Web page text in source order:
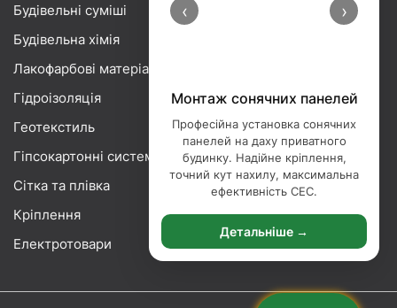
‹ ›
Монтаж сонячних панелей
Професійна установка сонячних
панелей на даху приватного
будинку. Надійне кріплення,
точний кут нахилу, максимальна
ефективність СЕС.
Детальніше →
Будівельні суміші
Будівельна хімія
Лакофарбові матеріали
Гідроізоляція
Геотекстиль
Гіпсокартонні системи
Сітка та плівка
Кріплення
Електротовари